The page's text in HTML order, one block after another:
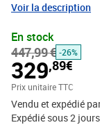
fauteuil inclinable
pousse toute la
tenir debout sans
simplement sur le
fauteuil inclinable
permet de régler
dans n'importe
simplement sur le
Voir la description
En stock
447,99 € -26%
329,89€
Prix unitaire TTC
Vendu et expédié
Expédié sous 2 jours